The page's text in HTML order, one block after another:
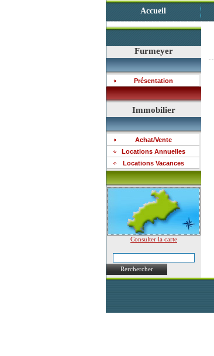
Accueil
Furmeyer
Présentation
Immobilier
Achat/Vente
Locations Annuelles
Locations Vacances
Consulter la carte
Rerchercher